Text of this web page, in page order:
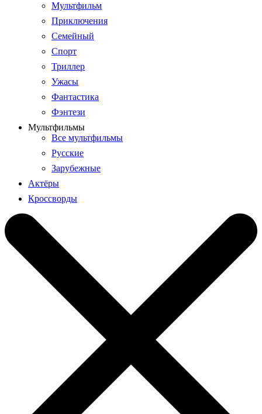
Мультфильм
Приключения
Семейный
Спорт
Триллер
Ужасы
Фантастика
Фэнтези
Мультфильмы
Все мультфильмы
Русские
Зарубежные
Актёры
Кроссворды